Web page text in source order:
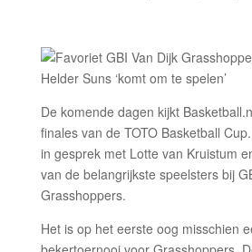
De komende dagen kijkt
finales van de TOTO Basketball
in gesprek met Lotte van Kruistum
van de belangrijkste speelsters bij
Grasshoppers.
Het is op het eerste oog misschien